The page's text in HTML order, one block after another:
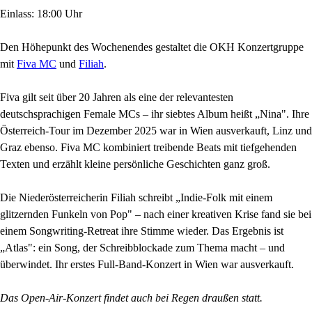
Einlass: 18:00 Uhr
Den Höhepunkt des Wochenendes gestaltet die OKH Konzertgruppe
mit Fiva MC und Filiah.
Fiva gilt seit über 20 Jahren als eine der relevantesten
deutschsprachigen Female MCs – ihr siebtes Album heißt „Nina". Ihre
Österreich-Tour im Dezember 2025 war in Wien ausverkauft, Linz und
Graz ebenso. Fiva MC kombiniert treibende Beats mit tiefgehenden
Texten und erzählt kleine persönliche Geschichten ganz groß.
Die Niederösterreicherin Filiah schreibt „Indie-Folk mit einem
glitzernden Funkeln von Pop" – nach einer kreativen Krise fand sie bei
einem Songwriting-Retreat ihre Stimme wieder. Das Ergebnis ist
„Atlas": ein Song, der Schreibblockade zum Thema macht – und
überwindet. Ihr erstes Full-Band-Konzert in Wien war ausverkauft.
Das Open-Air-Konzert findet auch bei Regen draußen statt.